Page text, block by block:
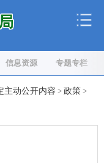
信息资源 专题专栏
主动公开内容 > 政策 >